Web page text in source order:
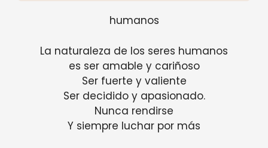
humanos
La naturaleza de los seres humanos
es ser amable y cariñoso
Ser fuerte y valiente
Ser decidido y apasionado.
Nunca rendirse
Y siempre luchar por más